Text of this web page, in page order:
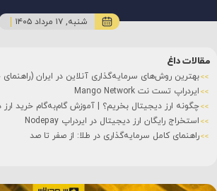
شنبه, ۱۷ مرداد ۱۴۰۵
مقالات داغ
بهترین روش‌های سرمایه‌گذاری آنلاین در ایران
ایردراپ تست نت Mango Network
چگونه ارز دیجیتال بخریم؟ | آموزش گام‌به‌گام خرید ارز
استخراج رایگان ارز دیجیتال در ایردراپ Nodepay
راهنمای کامل سرمایه‌گذاری در طلا: از صفر تا صد